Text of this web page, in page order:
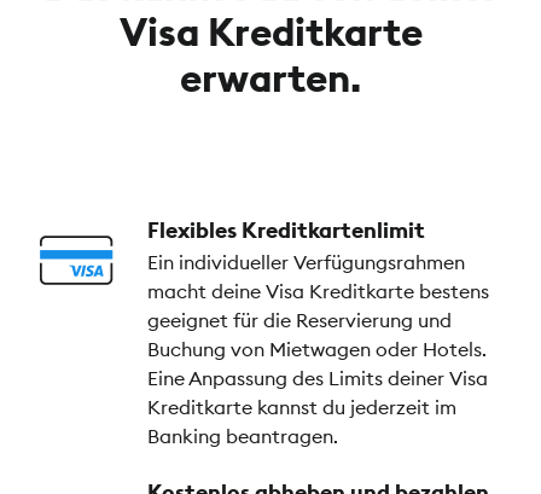
Visa Kreditkarte
erwarten.
Flexibles Kreditkartenlimit
Ein individueller Verfügungsrahmen
macht deine Visa Kreditkarte bestens
geeignet für die Reservierung und
Buchung von Mietwagen oder Hotels.
Eine Anpassung des Limits deiner Visa
Kreditkarte kannst du jederzeit im
Banking beantragen.